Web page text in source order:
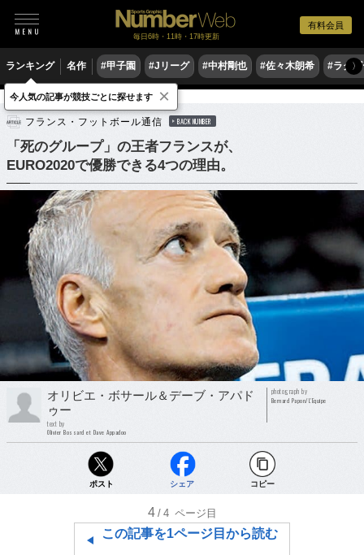
有料会員
毎日6時・11時・17時更新
ランキング 名作 #甲子園 #Jリーグ #中村剛也 #佐々木朗希 #ラグ〉
サッカー 海外サッカー
フランス・フットボール通信 BACK NUMBER
「死のグループ」の王者フランスが、
EURO2020で優勝できる4つの理由。
オリビエ・ボサール＆デーブ・アパド
ゥー
text by
Olivier Bossard et Dave Appadoo
photograph by
Bernard Papon/L'Equipe
ポスト シェア コピー
4 /4 ページ目
この記事を1ページ目から読む
今人気の記事が競技ごとに探せます ×